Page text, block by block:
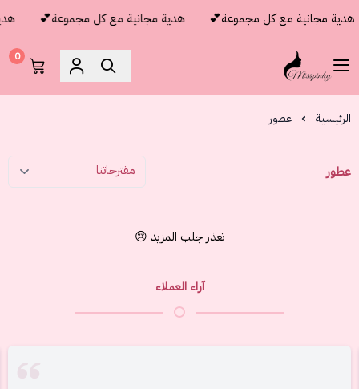
هدية مجانية مع كل مجموعة💕 هدية مجانية مع كل مجموعة💕
مس بنكي
0
الرئيسية عطور
عطور
تعذر جلب المزيد 😢
آراء العملاء